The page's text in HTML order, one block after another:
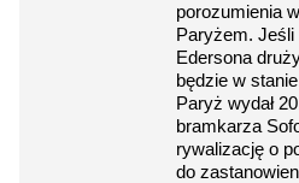
porozumienia
Paryżem.
Edersona
będzie w
Paryż wydał
bramkarza
rywalizację o
do